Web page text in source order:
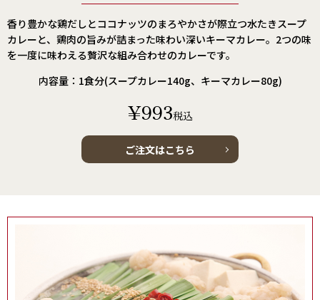
香り豊かな鶏だしとココナッツのまろやかさが際立つ水たきスープ
カレーと、鶏肉の旨みが詰まった味わい深いキーマカレー。2つの味
を一度に味わえる贅沢な組み合わせのカレーです。
内容量：1食分(スープカレー140g、キーマカレー80g)
¥993税込
ご注文はこちら